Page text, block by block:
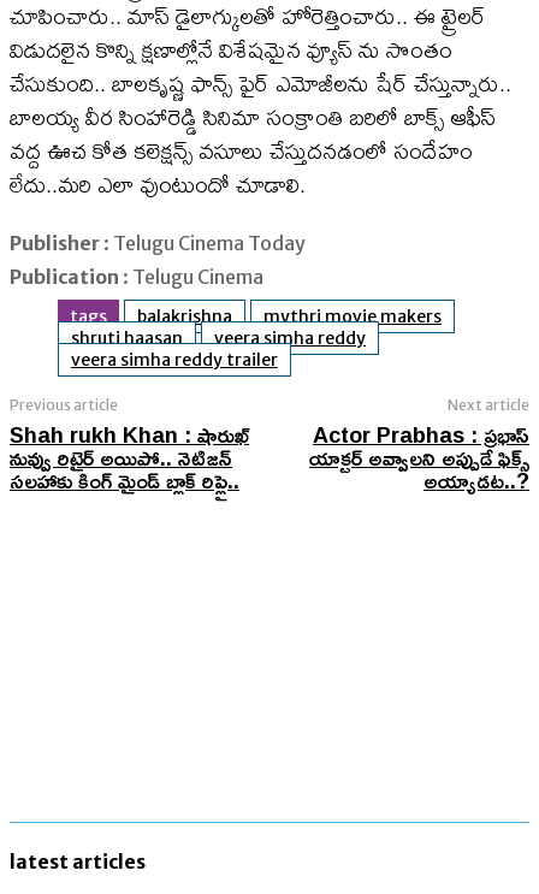
చూపించారు.. మాస్ డైలాగ్కులతో హోరెత్తించారు.. ఈ ట్రైలర్
విడుదలైన కొన్ని క్షణాల్లోనే విశేషమైన వ్యూస్ ను సొంతం
చేసుకుంది.. బాలకృష్ణ ఫాన్స్ ఫైర్ ఎమోజీలను షేర్ చేస్తున్నారు..
బాలయ్య వీర సింహారెడ్డి సినిమా సంక్రాంతి బరిలో బాక్స్ ఆఫీస్
వద్ద ఊచ కోత కలెక్షన్స్ వసూలు చేస్తుదనడంలో సందేహం
లేదు..మరి ఎలా వుంటుందో చూడాలి.
Publisher : Telugu Cinema Today
Publication : Telugu Cinema
tags balakrishna
mythri movie makers
shruti haasan
veera simha reddy
veera simha reddy trailer
Previous article
Shah rukh Khan : షారుఖ్
నువ్వు రిటైర్ అయిపో.. నెటిజన్
సలహాకు కింగ్ మైండ్ బ్లాక్ రిప్లై..
Next article
Actor Prabhas : ప్రభాస్
యాక్టర్ అవ్వాలని అప్పుడే ఫిక్స్
అయ్యాడట..?
latest articles